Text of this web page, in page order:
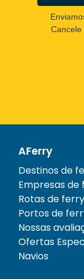
Cancele
AFerry
Destinos de
Empresas de
Rotas de ferry
Portos de
Nossas
Ofertas
Navios